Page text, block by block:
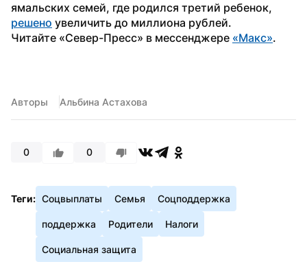
решено увеличить до миллиона рублей.
Читайте «Север-Пресс» в мессенджере «Макс».
Авторы Альбина Астахова
0 0
Теги: Соцвыплаты Семья Соцподдержка
поддержка Родители Налоги
Социальная защита